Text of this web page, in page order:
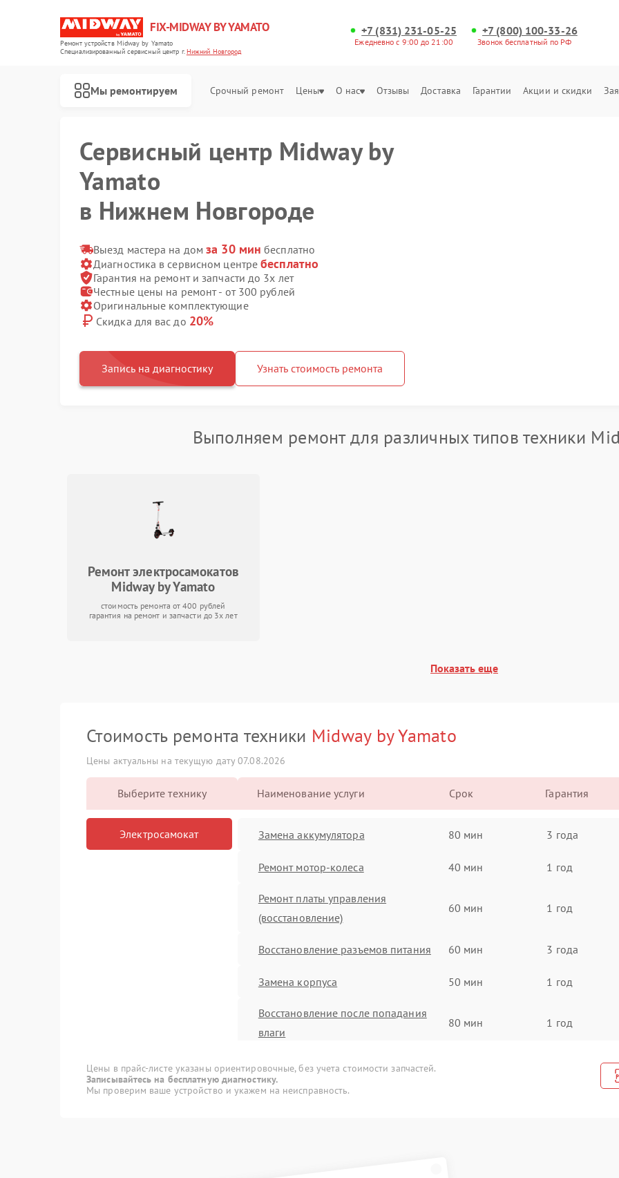
FIX-MIDWAY BY YAMATO
Ремонт устройств Midway by Yamato
Специализированный cервисный центр г.Нижний Новгород
+7 (831) 231-05-25
Ежедневно с 9:00 до 21:00
+7 (800) 100-33-26
Звонок бесплатный по РФ
Мы ремонтируем Срочный ремонт Цены О нас Отзывы Доставка Гарантии Акции и скидки
Сервисный центр Midway by
Yamato
в Нижнем Новгороде
Выезд мастера на домза 30 мин бесплатно
Диагностика в сервисном центребесплатно
Гарантия на ремонт и запчасти до 3х лет
Честные цены на ремонт - от 300 рублей
Оригинальные комплектующие
Скидка для вас до 20%
Запись на диагностику Узнать стоимость ремонта
Выполняем ремонт для различных типов техники
Ремонт электросамокатов
Midway by Yamato
стоимость ремонта от 400 рублей
гарантия на ремонт и запчасти до 3х лет
Показать еще
Стоимость ремонта техники Midway by Yamato
Цены актуальны на текущую дату 07.08.2026
Выберите технику
Электросамокат
Наименование услуги Срок Гарантия
Замена аккумулятора 80 мин 3 года
Ремонт мотор-колеса 40 мин 1 год
Ремонт платы управления
(восстановление)
60 мин 1 год
Восстановление разъемов питания 60 мин 3 года
Замена корпуса 50 мин 1 год
Восстановление после попадания
влаги
80 мин 1 год
Замена датчика холла
Замена элемента освещения
Цены в прайс-листе указаны ориентировочные, без учета стоимости запчастей.
Записывайтесь на бесплатную диагностику.
Мы проверим ваше устройство и укажем на неисправность.